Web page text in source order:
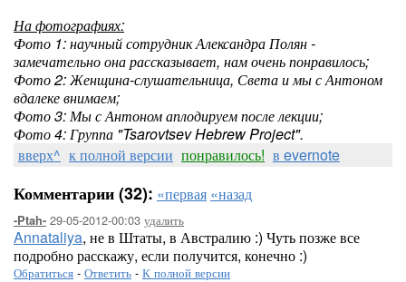
На фотографиях:
Фото 1: научный сотрудник Александра Полян -
замечательно она рассказывает, нам очень понравилось;
Фото 2: Женщина-слушательница, Света и мы с Антоном
вдалеке внимаем;
Фото 3: Мы с Антоном аплодируем после лекции;
Фото 4: Группа "Tsarovtsev Hebrew Project".
вверх^ к полной версии понравилось! в evernote
Комментарии (32): «первая «назад
-Ptah- 29-05-2012-00:03 удалить
Annataliya, не в Штаты, в Австралию :) Чуть позже все
подробно расскажу, если получится, конечно :)
Обратиться - Ответить - К полной версии